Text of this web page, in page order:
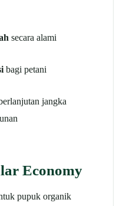
secara alami
bagi petani
jangka
Economy
pupuk organik